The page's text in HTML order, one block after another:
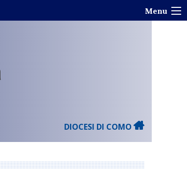
Menu
DIOCESI DI COMO